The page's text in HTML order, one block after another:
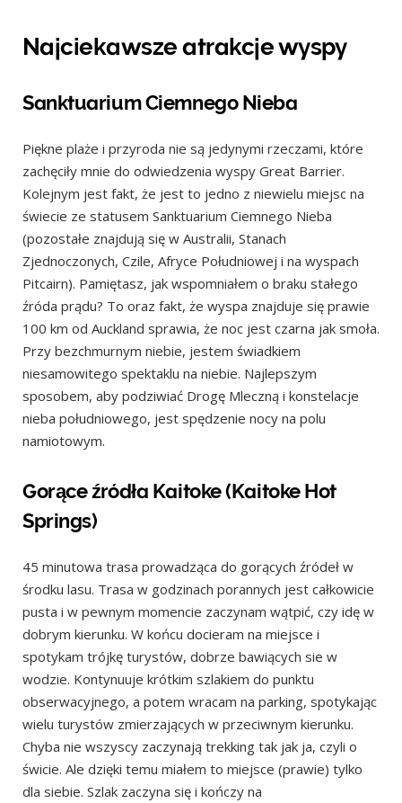
Najciekawsze atrakcje wyspy
Sanktuarium Ciemnego Nieba
Piękne plaże i przyroda nie są jedynymi rzeczami, które
zachęciły mnie do odwiedzenia wyspy Great Barrier.
Kolejnym jest fakt, że jest to jedno z niewielu miejsc na
świecie ze statusem Sanktuarium Ciemnego Nieba
(pozostałe znajdują się w Australii, Stanach
Zjednoczonych, Czile, Afryce Południowej i na wyspach
Pitcairn). Pamiętasz, jak wspomniałem o braku stałego
źróda prądu? To oraz fakt, że wyspa znajduje się prawie
100 km od Auckland sprawia, że noc jest czarna jak smoła.
Przy bezchmurnym niebie, jestem świadkiem
niesamowitego spektaklu na niebie. Najlepszym
sposobem, aby podziwiać Drogę Mleczną i konstelacje
nieba południowego, jest spędzenie nocy na polu
namiotowym.
Gorące źródła Kaitoke (Kaitoke Hot
Springs)
45 minutowa trasa prowadząca do gorących źródeł w
środku lasu. Trasa w godzinach porannych jest całkowicie
pusta i w pewnym momencie zaczynam wątpić, czy idę w
dobrym kierunku. W końcu docieram na miejsce i
spotykam trójkę turystów, dobrze bawiących sie w
wodzie. Kontynuuje krótkim szlakiem do punktu
obserwacyjnego, a potem wracam na parking, spotykając
wielu turystów zmierzających w przeciwnym kierunku.
Chyba nie wszyscy zaczynają trekking tak jak ja, czyli o
świcie. Ale dzięki temu miałem to miejsce (prawie) tylko
dla siebie. Szlak zaczyna się i kończy na